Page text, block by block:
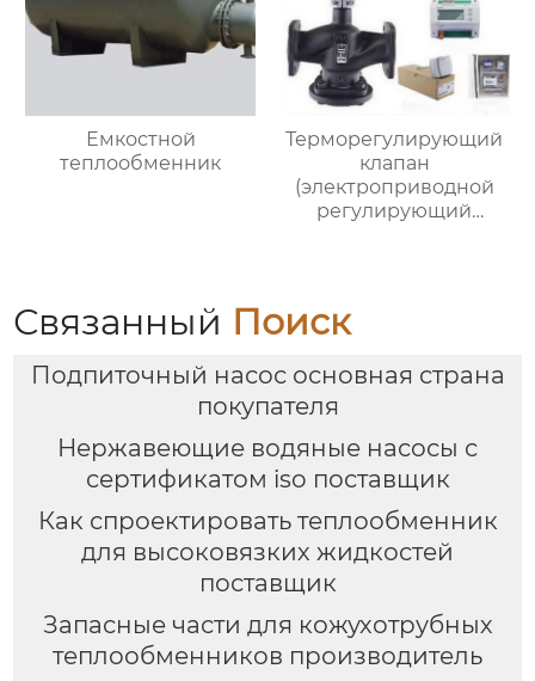
Емкостной
теплообменник
Терморегулирующий
клапан
(электроприводной
регулирующий
Связанный Поиск
Подпиточный насос основная страна
покупателя
Нержавеющие водяные насосы с
сертификатом iso поставщик
Как спроектировать теплообменник
для высоковязких жидкостей
поставщик
Запасные части для кожухотрубных
теплообменников производитель